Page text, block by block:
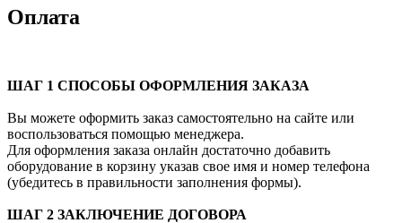
Оплата
ШАГ 1 СПОСОБЫ ОФОРМЛЕНИЯ ЗАКАЗА
Вы можете оформить заказ самостоятельно на сайте или
воспользоваться помощью менеджера.
Для оформления заказа онлайн достаточно добавить
оборудование в корзину указав свое имя и номер телефона
(убедитесь в правильности заполнения формы).
ШАГ 2 ЗАКЛЮЧЕНИЕ ДОГОВОРА